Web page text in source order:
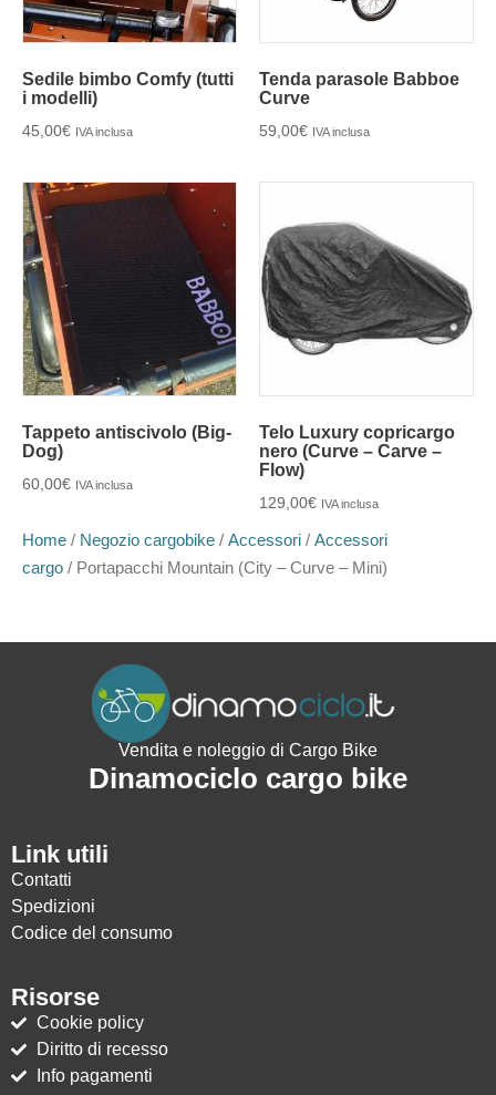
Sedile bimbo Comfy (tutti
i modelli)
45,00€ IVA inclusa
Tenda parasole Babboe
Curve
59,00€ IVA inclusa
Tappeto antiscivolo (Big-
Dog)
60,00€ IVA inclusa
Telo Luxury copricargo
nero (Curve – Carve –
Flow)
129,00€ IVA inclusa
Home / Negozio cargobike / Accessori / Accessori
cargo / Portapacchi Mountain (City – Curve – Mini)
Vendita e noleggio di Cargo Bike
Dinamociclo cargo bike
Link utili
Contatti
Spedizioni
Codice del consumo
Risorse
Cookie policy
Diritto di recesso
Info pagamenti